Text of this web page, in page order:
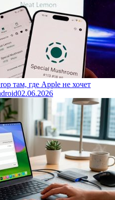
там, где Apple не хочет
02.06.2026